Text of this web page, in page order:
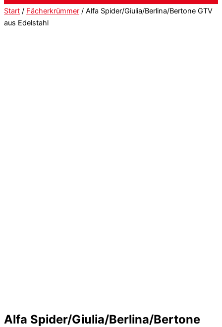
Start / Fächerkrümmer / Alfa Spider/Giulia/Berlina/Bertone GTV
aus Edelstahl
Alfa Spider/Giulia/Berlina/Bertone